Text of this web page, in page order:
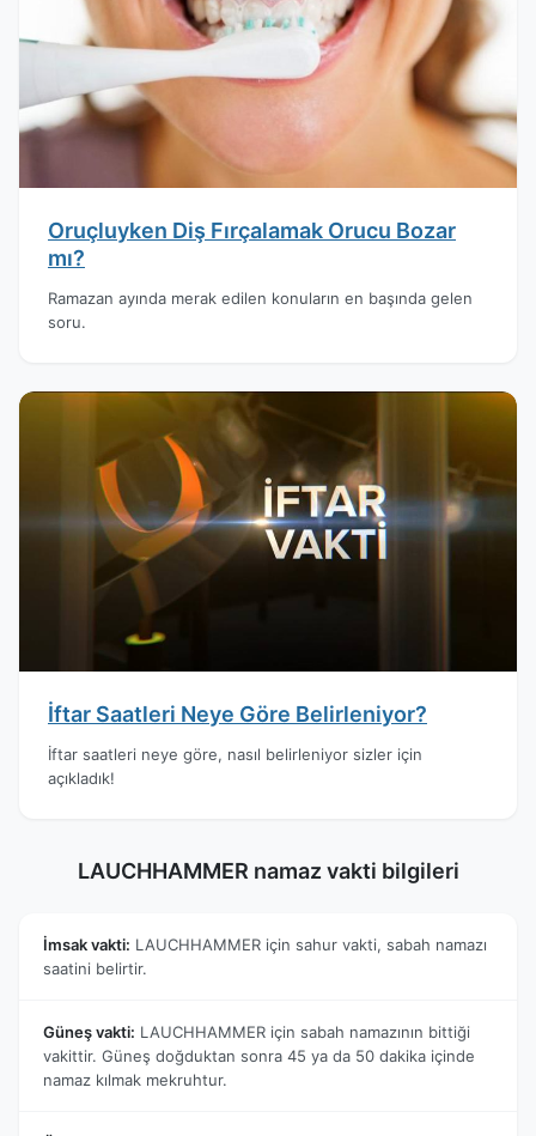
Oruçluyken Diş Fırçalamak Orucu Bozar
mı?
Ramazan ayında merak edilen konuların en başında gelen
soru.
İftar Saatleri Neye Göre Belirleniyor?
İftar saatleri neye göre, nasıl belirleniyor sizler için
açıkladık!
LAUCHHAMMER namaz vakti bilgileri
İmsak vakti: LAUCHHAMMER için sahur vakti, sabah namazı
saatini belirtir.
Güneş vakti: LAUCHHAMMER için sabah namazının bittiği
vakittir. Güneş doğduktan sonra 45 ya da 50 dakika içinde
namaz kılmak mekruhtur.